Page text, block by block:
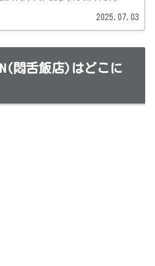
2025.07.03
悶舌飯店)はどこに